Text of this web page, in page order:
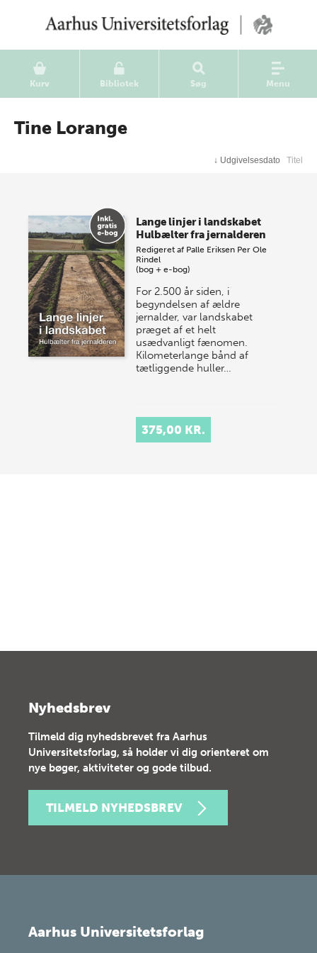
Kurv Bibliotek Søg Menu
Tine Lorange
↓ Udgivelsesdato Titel
Lange linjer i landskabet
Hulbælter fra jernalderen
Redigeret af Palle Eriksen Per Ole
Rindel
(bog + e-bog)
For 2.500 år siden, i
begyndelsen af ældre
jernalder, var landskabet
præget af et helt
usædvanligt fænomen.
Kilometerlange bånd af
tætliggende huller…
375,00 KR.
Nyhedsbrev
Tilmeld dig nyhedsbrevet fra Aarhus
Universitetsforlag, så holder vi dig orienteret om
nye bøger, aktiviteter og gode tilbud.
TILMELD NYHEDSBREV
Aarhus Universitetsforlag